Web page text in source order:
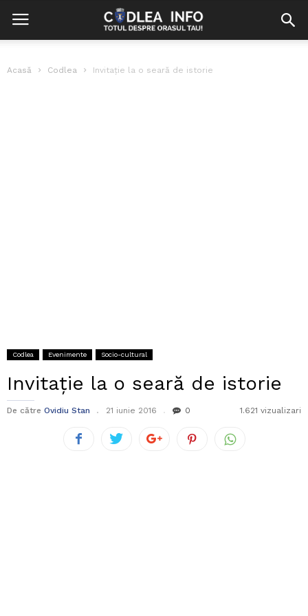
Acasă Codlea Invitație la o seară de istorie
Codlea Evenimente Socio-cultural
Invitație la o seară de istorie
De către Ovidiu Stan 21 iunie 2016 0 1.621 vizualizari